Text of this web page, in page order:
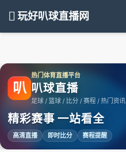
玩好叭球直播网
叭
热门体育直播平台
叭球直播
足球 / 篮球 / 比分 / 赛程 / 热门资讯
精彩赛事 一站看全
高清直播 即时比分 赛程提醒